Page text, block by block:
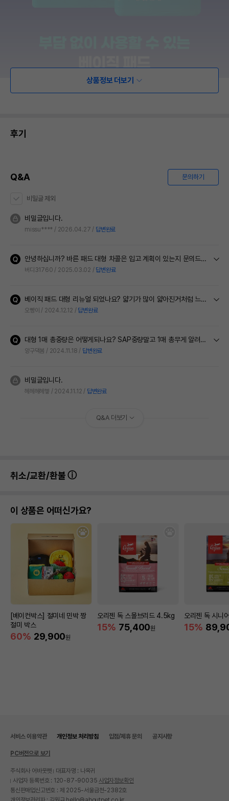
상품정보 더보기
후기
Q&A 문의하기
비밀글 제외
비밀글입니다.
missu**** 2026.04.27 답변완료
안녕하십니까? 바른 패드 대형 차콜은 입고 계획이 있는지 문의드립니다. 도움말씀 부탁드리겠습니다. 감사합니다.
버디31760 2025.03.02 답변완료
베이직 패드 대형 리뉴얼 되었나요? 얇기가 많이 얇아진거처럼 느껴지더라구요 타사 백장에 만원하는 패드랑 얇기가 비슷하게느껴져요…리뉴얼 됐다는 안내글 같은걸 못본같아문의드려요
오빵이 2024.12.12 답변완료
대형 1매 총중량은 어떻게되나요? SAP중량말고 1매 총무게 알려주세요
양구댁봄 2024.11.18 답변완료
비밀글입니다.
헤헤헤헤헿 2024.11.12 답변완료
Q&A 더보기
취소/교환/환불
이 상품은 어떠신가요?
[베이컨박스] 절미네 민박 짱
절미 박스
60% 29,900원
오리젠 독 스몰브리드 4.5kg
15% 75,400원
오리젠 독 시니
15%
서비스 이용약관 개인정보 처리방침 입점/제휴 문의 공지사항
PC버전으로 보기
주식회사 어바웃펫
대표자명 : 나옥귀
사업자 등록번호 : 120-87-90035 사업자정보확인
통신판매업신고번호 : 제 2025-서울금천-2382호